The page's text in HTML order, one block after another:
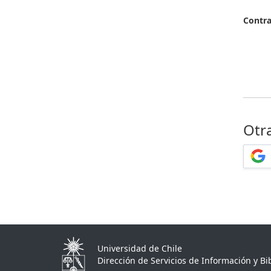
Universidad de Chile
Dirección de Servicios de Información y